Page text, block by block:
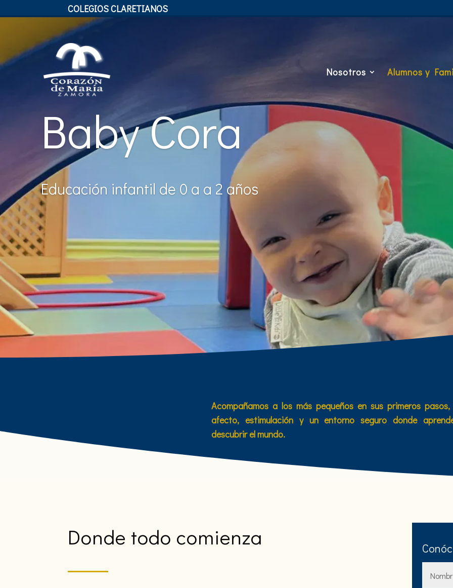
COLEGIOS CLARETIANOS
Nosotros Alumnos y
Baby Cora
Educación infantil de 0 a a 2 años
Acompañamos a los más pequeños en sus primeros
afecto, estimulación y un entorno seguro donde
descubrir el mundo.
Donde todo comienza